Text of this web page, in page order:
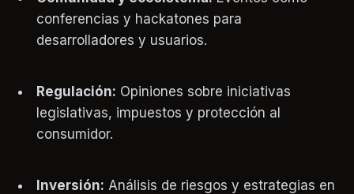
conferencias y hackatones para
desarrolladores y usuarios.
Regulación: Opiniones sobre iniciativas
legislativas, impuestos y protección al
consumidor.
Inversión: Análisis de riesgos y estrategias en